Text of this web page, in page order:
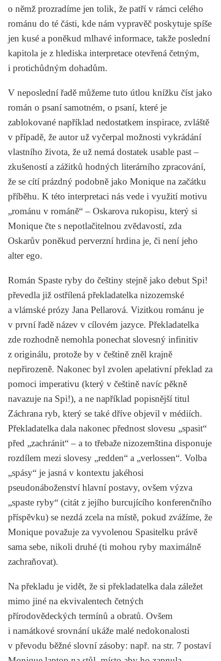
o němž prozradíme jen tolik, že patří v rámci celého
románu do té části, kde nám vypravěč poskytuje spíše
jen kusé a poněkud mlhavé informace, takže poslední
kapitola je z hlediska interpretace otevřená četným,
i protichůdným dohadům.
V neposlední řadě můžeme tuto útlou knížku číst jako
román o psaní samotném, o psaní, které je
zablokované například nedostatkem inspirace, zvláště
v případě, že autor už vyčerpal možnosti vykrádání
vlastního života, že už nemá dostatek usable past–
zkušeností a zážitků hodných literárního zpracování,
že se cítí prázdný podobně jako Monique na začátku
příběhu. K této interpretaci nás vede i využití motivu
„románu v románě“ – Oskarova rukopisu, který si
Monique čte s nepotlačitelnou zvědavostí, zda
Oskarův poněkud perverzní hrdina je, či není jeho
alter ego.
Román Spaste ryby do češtiny stejně jako debut Spi!
převedla již ostřílená překladatelka nizozemské
a vlámské prózy Jana Pellarová. Vizitkou románu je
v první řadě název v cílovém jazyce. Překladatelka
zde rozhodně nemohla ponechat slovesný infinitiv
z originálu, protože by v češtině zněl krajně
nepřirozeně. Nakonec byl zvolen apelativní překlad za
pomoci imperativu (který v češtině navíc pěkně
navazuje na Spi!), a ne například popisnější titul
Záchrana ryb, který se také dříve objevil v médiích.
Překladatelka dala nakonec přednost slovesu „spasit“
před „zachránit“ – a to třebaže nizozemština disponuje
rozdílem mezi slovesy „redden“ a „verlossen“. Volba
„spásy“ je jasná v kontextu jakéhosi
pseudonáboženství hlavní postavy, ovšem výzva
„spaste ryby“ (citát z jejího burcujícího konferenčního
příspěvku) se nezdá zcela na místě, pokud zvážíme, že
Monique považuje za vyvolenou Spasitelku právě
sama sebe, nikoli druhé (ti mohou ryby maximálně
zachraňovat).
Na překladu je vidět, že si překladatelka dala záležet
mimo jiné na ekvivalentech četných
přírodovědeckých termínů a obratů. Ovšem
i namátkové srovnání ukáže malé nedokonalosti
v převodu běžné slovní zásoby: např. na str. 7 postaví